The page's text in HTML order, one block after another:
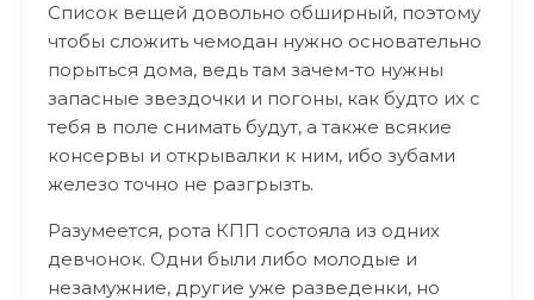
Список вещей довольно обширный, поэтому
чтобы сложить чемодан нужно основательно
порыться дома, ведь там зачем-то нужны
запасные звездочки и погоны, как будто их с
тебя в поле снимать будут, а также всякие
консервы и открывалки к ним, ибо зубами
железо точно не разгрызть.
Разумеется, рота КПП состояла из одних
девчонок. Одни были либо молодые и
незамужние, другие уже разведенки, но